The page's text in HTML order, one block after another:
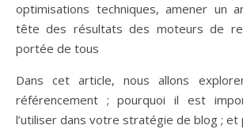
optimisations techniques, amener un
tête des résultats des moteurs de
portée de tous
Dans cet article, nous allons
référencement ; pourquoi il est
l’utiliser dans votre stratégie de blog ; et